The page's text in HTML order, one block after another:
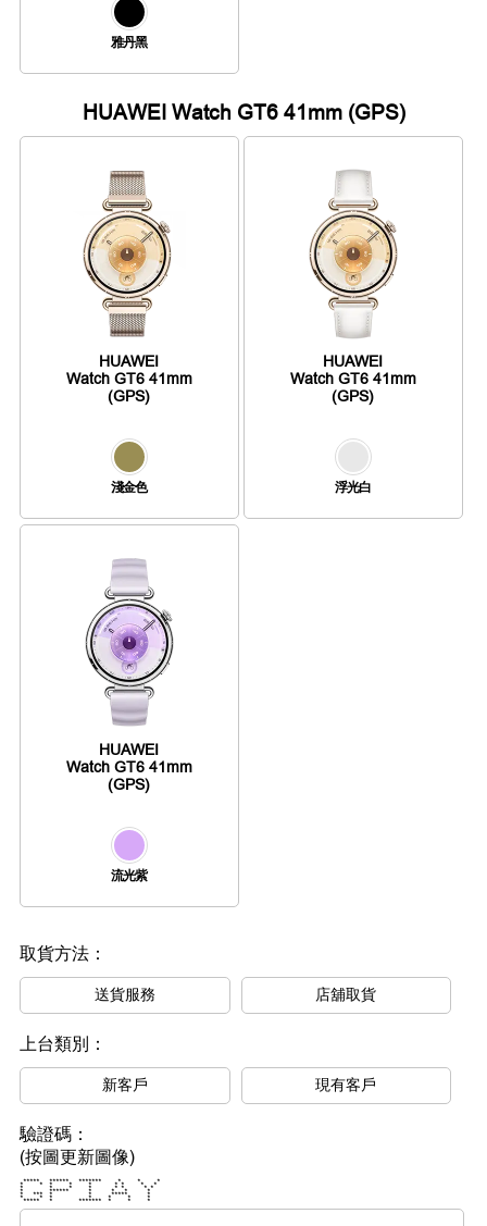
雅丹黑
HUAWEI Watch GT6 41mm (GPS)
HUAWEI
Watch GT6 41mm
(GPS)
淺金色
HUAWEI
Watch GT6 41mm
(GPS)
浮光白
HUAWEI
Watch GT6 41mm
(GPS)
流光紫
取貨方法：
送貨服務 店舖取貨
上台類別：
新客戶 現有客戶
驗證碼：
(按圖更新圖像)
***** ****** ******* * * *
* * * * * * * * *
* * * * * * * *
* ****** * * * *
* *** * * ***** *
* * * * * * *
***** * ******* * * *